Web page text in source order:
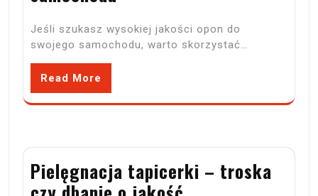
Jeśli szukasz wysokiej jakości opon do
swojego samochodu, warto skorzystać…
Read More
Pielęgnacja tapicerki – troska